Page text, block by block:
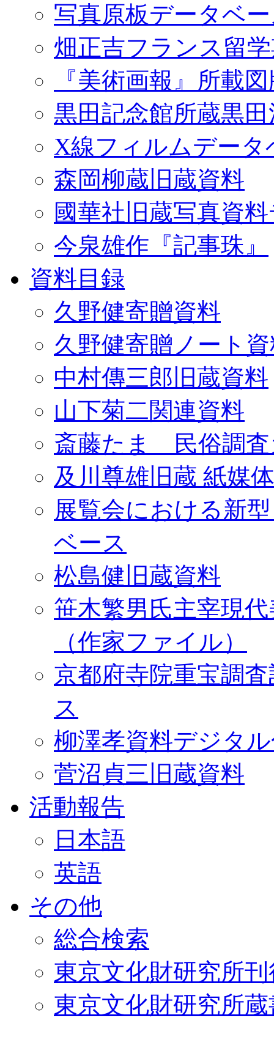
写真原板データベ
畑正吉フランス留
『美術画報』所載
黒田記念館所蔵黒
X線フィルムデータ
森岡柳蔵旧蔵資料
國華社旧蔵写真資
今泉雄作『記事珠』
資料目録
久野健寄贈資料
久野健寄贈ノート
中村傳三郎旧蔵資料
山下菊二関連資料
斎藤たま 民俗調査
及川尊雄旧蔵 紙媒
展覧会における新
ベース
松島健旧蔵資料
笹木繁男氏主宰現
（作家ファイル）
京都府寺院重宝調
ス
柳澤孝資料デジタ
菅沼貞三旧蔵資料
活動報告
日本語
英語
その他
総合検索
東京文化財研究所
東京文化財研究所